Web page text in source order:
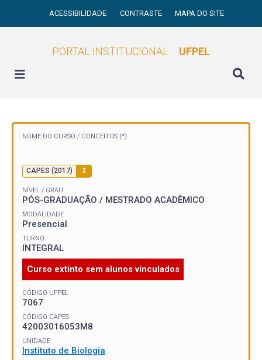
ACESSIBILIDADE CONTRASTE MAPA DO SITE
PORTAL INSTITUCIONAL UFPEL
NOME DO CURSO / CONCEITOS (*)
CAPES (2017) 3
NÍVEL / GRAU
PÓS-GRADUAÇÃO / MESTRADO ACADÊMICO
MODALIDADE
Presencial
TURNO
INTEGRAL
Curso extinto sem alunos vinculados
CÓDIGO UFPEL
7067
CÓDIGO CAPES
42003016053M8
UNIDADE
Instituto de Biologia